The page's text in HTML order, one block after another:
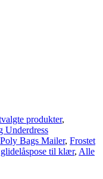
produkter,
Underdress
Poly Bags Mailer, Frostet
til klær, Alle